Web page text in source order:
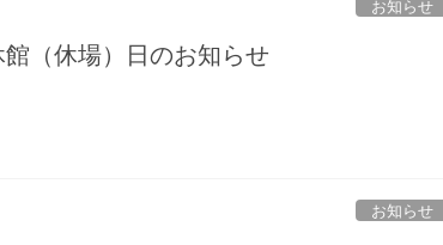
お知らせ
（休場）日のお知らせ
お知らせ